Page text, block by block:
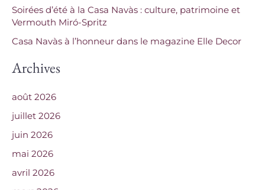
e
r
Soirées d’été à la Casa Navàs : culture, patrimoine et
Vermouth Miró-Spritz
Casa Navàs à l’honneur dans le magazine Elle Decor
Archives
août 2026
juillet 2026
juin 2026
mai 2026
avril 2026